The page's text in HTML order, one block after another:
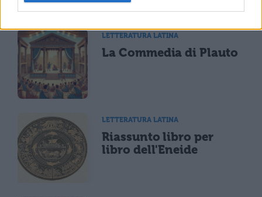
TI POTREBBE INTERESSARE
LETTERATURA LATINA
La Commedia di Plauto
LETTERATURA LATINA
Riassunto libro per
libro dell'Eneide